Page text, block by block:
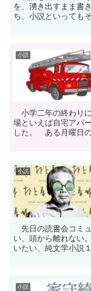
を、湧き出すまま書
ち、小説といっても
小説
小学二年の終わり
場といえば自宅アパ
した。 ある月曜日の
小説
先日の読書会コミ
い、頭から離れな
いたい、純文学小説
小説